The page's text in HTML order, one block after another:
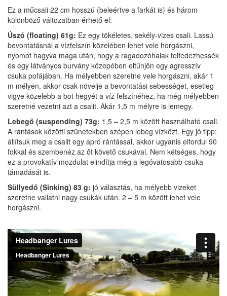
Ez a műcsali 22 cm hosszú (beleértve a farkát is) és három
különböző változatban érhető el:
Úszó (floating) 61g: Ez egy tökéletes, sekély-vizes csali. Lassú
bevontatásnál a vízfelszín közelében lehet vele horgászni,
nyomot hagyva maga után, hogy a ragadozóhalak felfedezhessék
és egy látványos burvány közepében eltűnjön egy agresszív
csuka pofájában. Ha mélyebben szeretne vele horgászni, akár 1
m mélyen, akkor csak növelje a bevontatási sebességet, esetleg
vigye közelebb a bot hegyét a víz felszínéhez, ha még mélyebben
szeretné vezetni azt a csalit. Akár 1,5 m mélyre is lemegy.
Lebegő (suspending) 73g: 1,5 – 2,5 m között használható csali.
A rántások közötti szünetekben szépen lebeg vízközt. Egy jó tipp:
állítsuk meg a csalit egy apró rántással, akkor ugyanis elfordul 90
fokkal és szembenéz az őt követő csukával. Nem kétséges, hogy
ez a provokatív mozdulat elindítja még a legóvatosabb csuka
támadását is.
Süllyedő (Sinking) 83 g: jó választás, ha mélyebb vizeket
szeretne vallatni nagy csukák után. 2 – 5 m között lehet vele
horgászni.